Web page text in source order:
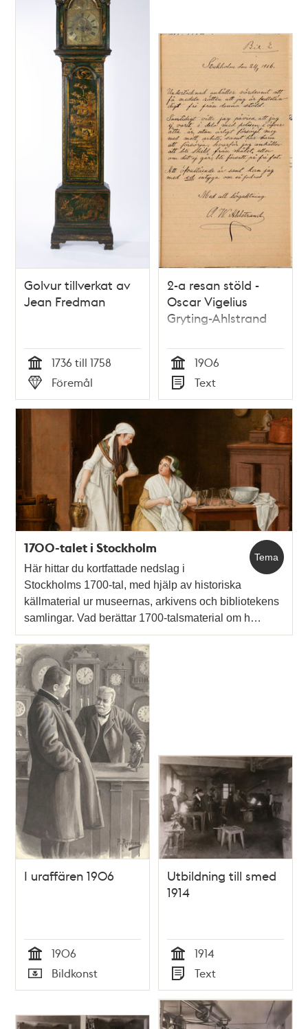
Golvur tillverkat av
Jean Fredman
Tid
1736 till 1758
Typ
Föremål
2-a resan stöld -
Oscar Vigelius
Gryting-Ahlstrand
Tid
1906
Typ
Text
Tema
1700-talet i Stockholm
Här hittar du kortfattade nedslag i
Stockholms 1700-tal, med hjälp av historiska
källmaterial ur museernas, arkivens och bibliotekens
samlingar. Vad berättar 1700-talsmaterial om h…
I uraffären 1906
Tid
1906
Typ
Bildkonst
Utbildning till smed
1914
Tid
1914
Typ
Text